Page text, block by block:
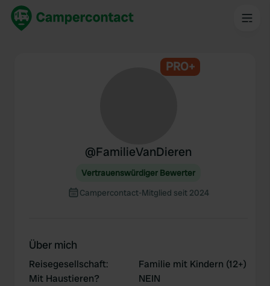
PRO+
@FamilieVanDieren
Vertrauenswürdiger Bewerter
Campercontact-Mitglied seit 2024
Über mich
Reisegesellschaft:
Familie mit Kindern (12+)
Mit Haustieren?
NEIN